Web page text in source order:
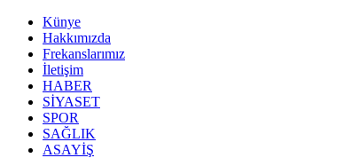
Künye
Hakkımızda
Frekanslarımız
İletişim
HABER
SİYASET
SPOR
SAĞLIK
ASAYİŞ